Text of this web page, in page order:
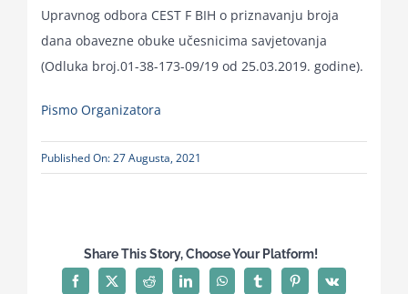
Upravnog odbora CEST F BIH o priznavanju broja
dana obavezne obuke učesnicima savjetovanja
(Odluka broj.01-38-173-09/19 od 25.03.2019. godine).
Pismo Organizatora
Published On: 27 Augusta, 2021
Share This Story, Choose Your Platform!